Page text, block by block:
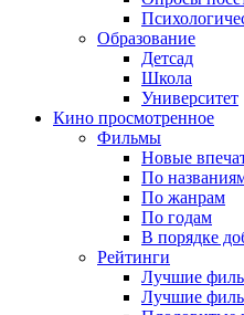
Образование
Детсад
Школа
Университет
Кино просмотренное
Фильмы
Новые
По
По жанрам
По годам
В порядке
Рейтинги
Лучшие
Лучшие